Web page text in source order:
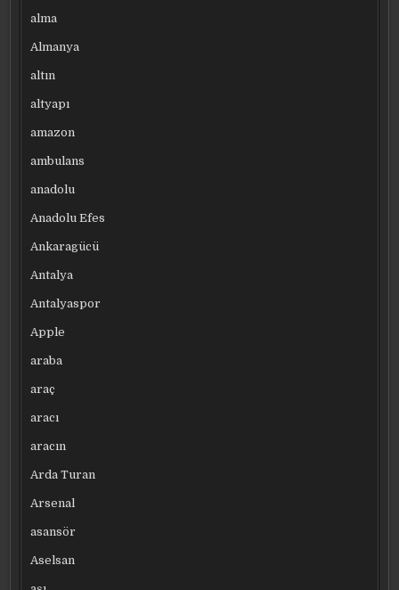
alma
Almanya
altın
altyapı
amazon
ambulans
anadolu
Anadolu Efes
Ankaragücü
Antalya
Antalyaspor
Apple
araba
araç
aracı
aracın
Arda Turan
Arsenal
asansör
Aselsan